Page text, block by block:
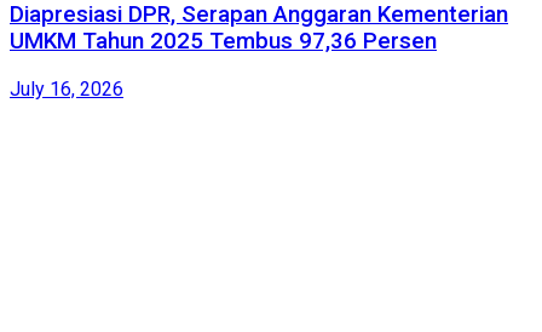
Diapresiasi DPR, Serapan Anggaran Kementerian
UMKM Tahun 2025 Tembus 97,36 Persen
July 16, 2026